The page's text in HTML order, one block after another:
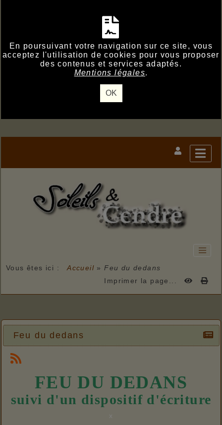
En poursuivant votre navigation sur ce site, vous
acceptez l'utilisation de cookies pour vous proposer
des contenus et services adaptés.
Mentions légales.
OK
Vous êtes ici : Accueil » Feu du dedans
Imprimer la page...
Feu du dedans
FEU DU DEDANS
suivi d'un dispositif d'écriture
x